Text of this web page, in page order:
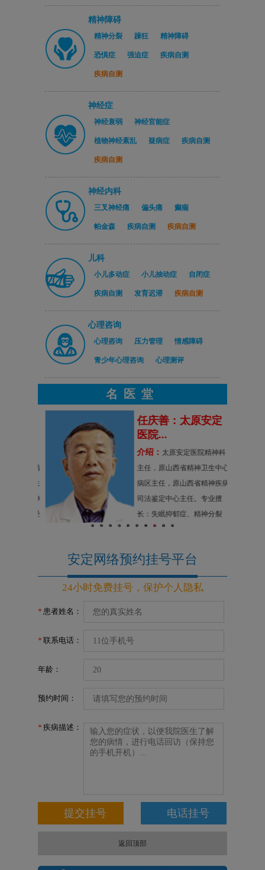
精神障碍
精神分裂 躁狂 精神障碍
恐惧症 强迫症 疾病自测
疾病自测
神经症
神经衰弱 神经官能症
植物神经紊乱 疑病症 疾病自测
疾病自测
神经内科
三叉神经痛 偏头痛 癫痫
帕金森 疾病自测 疾病自测
儿科
小儿多动症 小儿抽动症 自闭症
疾病自测 发育迟滞 疾病自测
心理咨询
心理咨询 压力管理 情感障碍
青少年心理咨询 心理测评
名医堂
1 2 3 4 5 6 7 8 9 10
任庆善：太原安定
医院...
介绍： 太原安定医院精神科
主任，原山西省精神卫生中心
病区主任，原山西省精神疾病
司法鉴定中心主任。专业擅
长：失眠抑郁症、精神分裂
症、偏执型精神病，各科神经
安定网络预约挂号平台
24小时免费挂号，保护个人隐私
* 患者姓名：
* 联系电话：
年龄：
预约时间：
* 疾病描述：
返回顶部